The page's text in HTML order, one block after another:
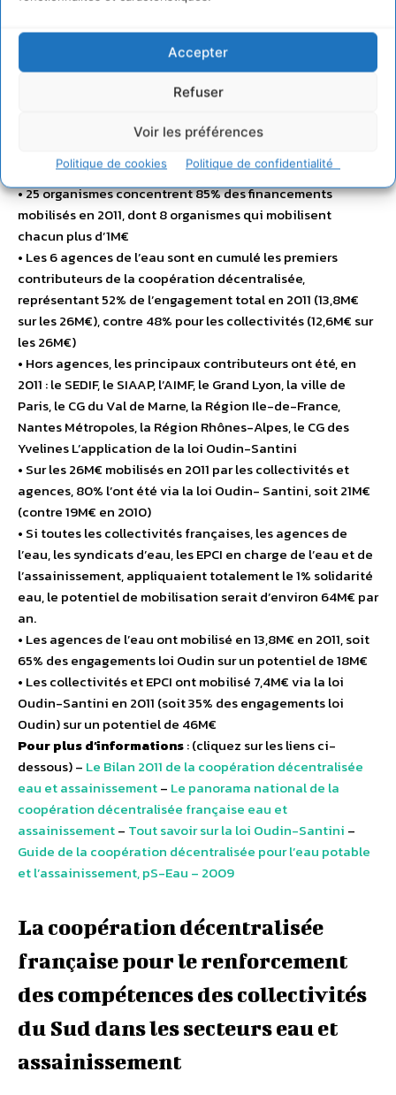
Accepter
Refuser
Voir les préférences
Politique de cookies Politique de confidentialité
d’euros mobilisés en 2011 par les collectivités locales
françaises, les syndicats d’eau et d’assainissement, et les
(Conseils régionaux, conseils généraux, villes,
les 6 Agences de l’eau
• 25 organismes concentrent 85% des financements
mobilisés en 2011, dont 8 organismes qui mobilisent
chacun plus d’1M€
• Les 6 agences de l’eau sont en cumulé les premiers
contributeurs de la coopération décentralisée,
représentant 52% de l’engagement total en 2011 (13,8M€
sur les 26M€), contre 48% pour les collectivités (12,6M€ sur
les 26M€)
• Hors agences, les principaux contributeurs ont été, en
2011 : le SEDIF, le SIAAP, l’AIMF, le Grand Lyon, la ville de
Paris, le CG du Val de Marne, la Région Ile-de-France,
Nantes Métropoles, la Région Rhônes-Alpes, le CG des
Yvelines L’application de la loi Oudin-Santini
• Sur les 26M€ mobilisés en 2011 par les collectivités et
agences, 80% l’ont été via la loi Oudin- Santini, soit 21M€
(contre 19M€ en 2010)
• Si toutes les collectivités françaises, les agences de
l’eau, les syndicats d’eau, les EPCI en charge de l’eau et de
l’assainissement, appliquaient totalement le 1% solidarité
eau, le potentiel de mobilisation serait d’environ 64M€ par
an.
• Les agences de l’eau ont mobilisé en 13,8M€ en 2011, soit
65% des engagements loi Oudin sur un potentiel de 18M€
• Les collectivités et EPCI ont mobilisé 7,4M€ via la loi
Oudin-Santini en 2011 (soit 35% des engagements loi
Oudin) sur un potentiel de 46M€
Pour plus d’informations: (cliquez sur les liens ci-
dessous) – Le Bilan 2011 de la coopération décentralisée
eau et assainissement– Le panorama national de la
coopération décentralisée française eau et
assainissement– Tout savoir sur la loi Oudin-Santini –
Guide de la coopération décentralisée pour l’eau potable
et l’assainissement, pS-Eau – 2009
La coopération décentralisée
française pour le renforcement
des compétences des collectivités
du Sud dans les secteurs eau et
assainissement